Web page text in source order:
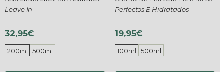
Leave In
32,95€
200ml 500ml
Perfectos E Hidratados
19,95€
100ml 500ml